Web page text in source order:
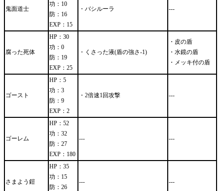
鬼面道士
功：10
防：16
EXP：15
・バシルーラ ---
腐った死体
HP：30
功：0
防：19
EXP：25
・くさった液(盾の強さ-1)
・皮の盾
・水鏡の盾
・メッキ付の盾
ゴースト
HP：5
功：3
防：9
EXP：2
・2倍速1回攻撃 ---
ゴーレム
HP：52
功：32
防：27
EXP：180
--- ---
さまよう鎧
HP：35
功：15
防：26
--- ---